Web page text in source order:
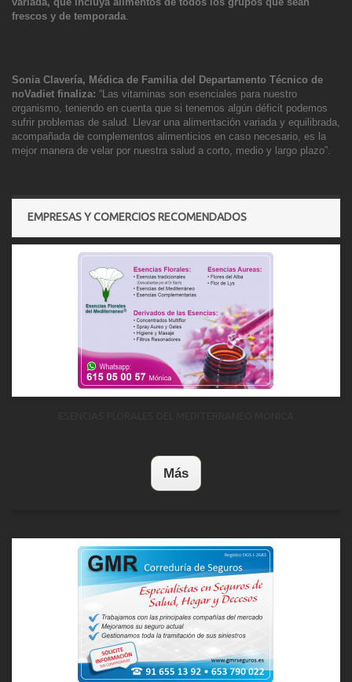
frescos y de temporada.
Sonia Clavería, Médica de Familia del Departamento Técnico de
noVadiet finaliza: “Las vitaminas son esenciales para nuestro
organismo, teniendo en cuenta que si tenemos algún déficit podemos
sufrir problemas de salud. Llevar una alimentación variada y equilibrada,
acompañada de complementos alimenticios en caso necesario, es la
mejor manera de velar por nuestra salud a corto, medio y largo plazo”.
EMPRESAS Y COMERCIOS RECOMENDADOS
Más